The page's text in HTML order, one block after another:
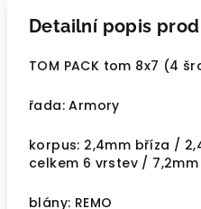
Detailní popis
TOM PACK tom 8x7 (4
řada: Armory
korpus: 2,4mm bříza /
celkem 6 vrstev / 7,2mm
blány: REMO